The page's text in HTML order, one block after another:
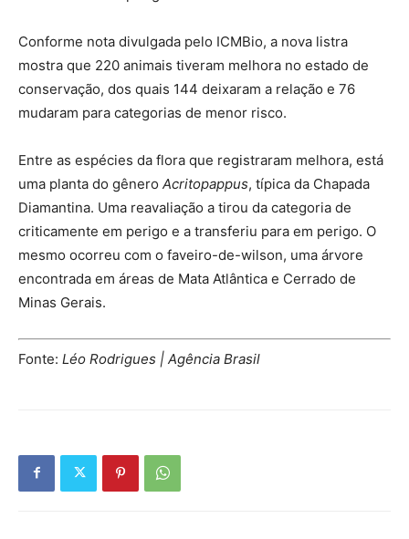
Conforme nota divulgada pelo ICMBio, a nova listra
mostra que 220 animais tiveram melhora no estado de
conservação, dos quais 144 deixaram a relação e 76
mudaram para categorias de menor risco.
Entre as espécies da flora que registraram melhora, está
uma planta do gênero Acritopappus, típica da Chapada
Diamantina. Uma reavaliação a tirou da categoria de
criticamente em perigo e a transferiu para em perigo. O
mesmo ocorreu com o faveiro-de-wilson, uma árvore
encontrada em áreas de Mata Atlântica e Cerrado de
Minas Gerais.
Fonte: Léo Rodrigues | Agência Brasil